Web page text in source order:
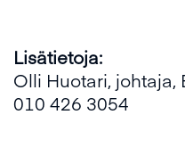
Lisätietoja:
Olli Huotari,
010 426 3054